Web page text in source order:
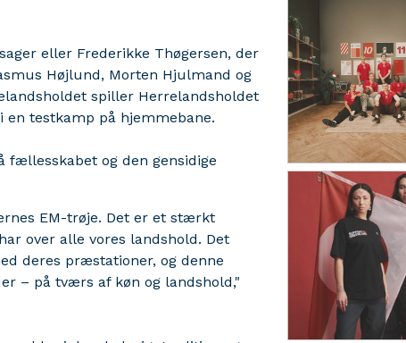
eller Frederikke Thøgersen, der
Højlund, Morten Hjulmand og
spiller Herrelandsholdet
testkamp på hjemmebane.
fællesskabet og den gensidige
EM-trøje. Det er et stærkt
over alle vores landshold. Det
deres præstationer, og denne
– på tværs af køn og landshold,"